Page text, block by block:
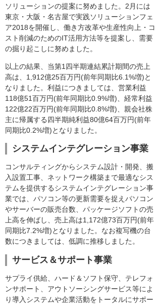
ソリューションの提案に努めました。2月には
東京・大阪・名古屋で実践ソリューションフェ
ア2018を開催し、働き方改革や生産性向上・コ
スト削減のためのIT活用方法等を提案し、需要
の掘り起こしに努めました。
以上の結果、当第1四半期連結累計期間の売上
高は、1,912億25百万円(前年同期比6.1%増)と
なりました。利益につきましては、営業利益
118億51百万円(前年同期比0.9%増)、経常利益
122億22百万円(前年同期比0.8%増)、親会社株
主に帰属する四半期純利益80億64百万円(前年
同期比0.2%増)となりました。
システムインテグレーション事業
コンサルティングからシステム設計・開発、搬
入設置工事、ネットワーク構築まで最適なシス
テムを提供するシステムインテグレーション事
業では、パソコン等の更新需要を捉えパソコン
やサーバーの販売台数、パッケージソフトの売
上高を伸ばし、売上高は1,172億73百万円(前年
同期比7.2%増)となりました。なお複写機の台
数につきましては、低調に推移しました。
サービス＆サポート事業
サプライ供給、ハード＆ソフト保守、テレフォ
ンサポート、アウトソーシングサービス等によ
り導入システムや企業活動をトータルにサポー